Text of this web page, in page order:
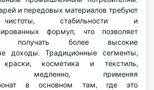
и передовых материалов требуют
стабильности и
формул, что позволяет
получать более высокие
доходы. Традиционные сегменты,
косметика и текстиль,
медленно, применяя
в основном там, где это